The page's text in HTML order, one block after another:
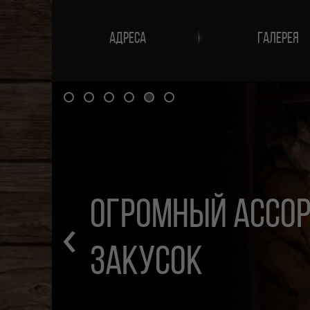
АДРЕСА ГАЛЕРЕЯ
СКИДКИ, АКЦИИ,
ПРИЗЫ И
‹